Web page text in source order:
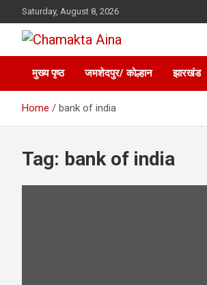
to
content
Saturday, August 8, 2026
Chamakta Aina
Hindi News Paper – Jharkhand
मुख्य पृष्ठ
जमशेदपुर/ कोल्हान झारखंड
Home bank of india
Tag: bank of india